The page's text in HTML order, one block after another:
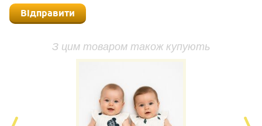
Відправити
З цим товаром також купують